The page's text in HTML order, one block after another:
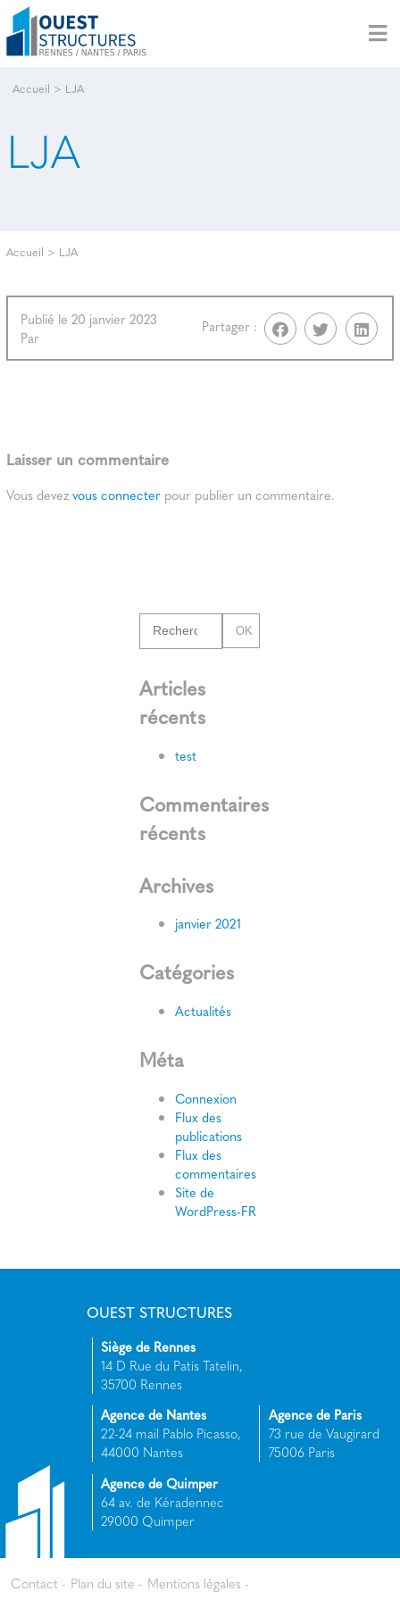
Accueil > LJA
LJA
Accueil > LJA
Publié le 20 janvier 2023
Par
Partager :
Laisser un commentaire
Vous devezvous connecter pour publier un commentaire.
OK
Articles
récents
test
Commentaires
récents
Archives
janvier 2021
Catégories
Actualités
Méta
Connexion
Flux des
publications
Flux des
commentaires
Site de
WordPress-FR
OUEST STRUCTURES
Siège de Rennes
14 D Rue du Patis Tatelin,
35700 Rennes
Agence de Nantes
22-24 mail Pablo Picasso,
44000 Nantes
Agence de Paris
73 rue de Vaugirard
75006 Paris
Agence de Quimper
64 av. de Kéradennec
29000 Quimper
Contact Plan du site Mentions légales